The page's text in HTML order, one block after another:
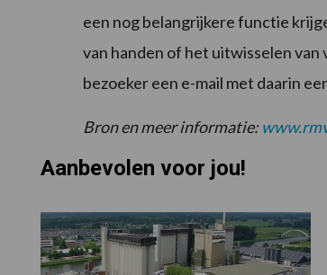
een nog belangrijkere functie
van handen of het uitwisselen
bezoeker een e-mail met daarin
Bron en meer informatie:
Aanbevolen voor jou!